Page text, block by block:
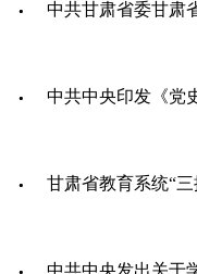
中共中央印发《党